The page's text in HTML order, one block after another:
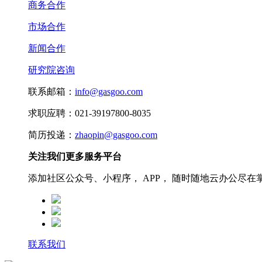
商务合作
市场合作
新闻合作
研究院咨询
联系邮箱： info@gasgoo.com
求职应聘：021-39197800-8035
简历投递： zhaopin@gasgoo.com
关注我们更多服务平台
添加社区公众号、小程序， APP， 随时随地云办公尽在
联系我们